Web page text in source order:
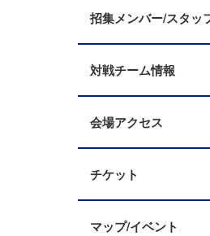
招集メンバー/スタッ
対戦チーム情報
会場アクセス
チケット
マップ/イベント